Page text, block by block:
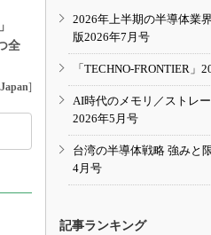
人とくるま展
全
]
2026年上半期の半導体
版2026年7月号
「TECHNO-FRONTIER」
AI時代のメモリ／ストレ
2026年5月号
台湾の半導体戦略 強み
4月号
記事ランキング